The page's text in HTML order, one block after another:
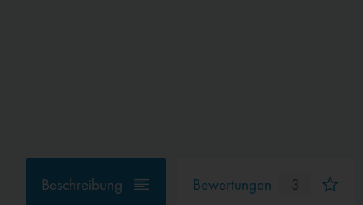
Beschreibung Bewertungen 3